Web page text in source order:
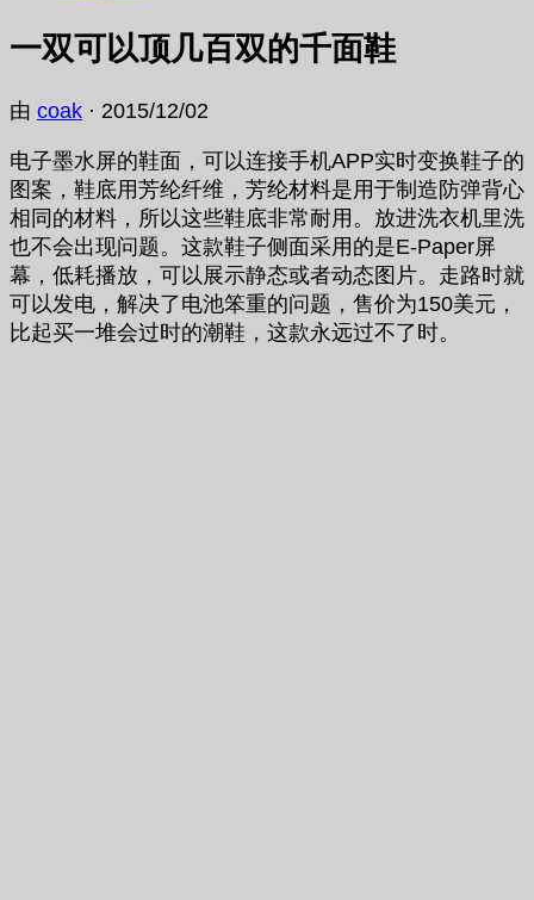
一双可以顶几百双的千面鞋
由 coak · 2015/12/02
电子墨水屏的鞋面，可以连接手机APP实时变换鞋子的
图案，鞋底用芳纶纤维，芳纶材料是用于制造防弹背心
相同的材料，所以这些鞋底非常耐用。放进洗衣机里洗
也不会出现问题。这款鞋子侧面采用的是E-Paper屏
幕，低耗播放，可以展示静态或者动态图片。走路时就
可以发电，解决了电池笨重的问题，售价为150美元，
比起买一堆会过时的潮鞋，这款永远过不了时。